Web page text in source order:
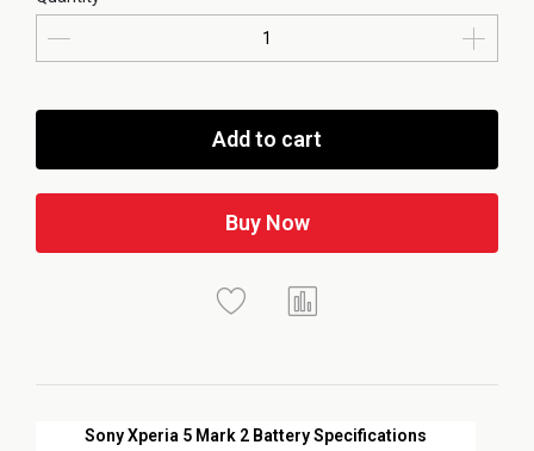
Sony Xperia 5 Mark 2 Battery Specifications
Add to cart
Buy Now